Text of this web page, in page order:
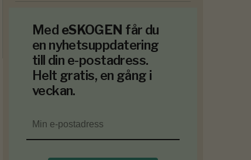
Med eSKOGEN får du
en nyhetsuppdatering
till din e-postadress.
Helt gratis, en gång i
veckan.